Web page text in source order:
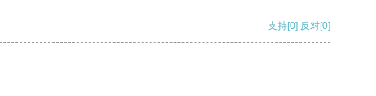
支持[0] 反对[0]